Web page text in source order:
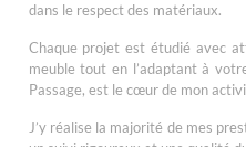
dans le respect des matériaux.
Chaque projet est étudié avec
meuble tout en l’adaptant à
Passage, est le cœur de mon
J’y réalise la majorité de mes